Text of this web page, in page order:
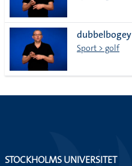
dubbelbogey
Sport > golf
STOCKHOLMS UNIVERSITET